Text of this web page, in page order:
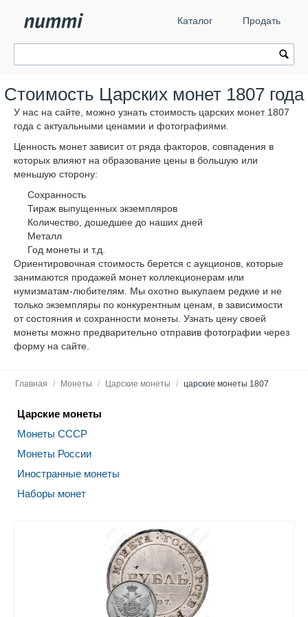
Каталог Продать
Стоимость Царских монет 1807 года
У нас на сайте, можно узнать стоимость царских монет 1807
года с актуальными ценамии и фотографиями.
Ценность монет зависит от ряда факторов, совпадения в
которых влияют на образование цены в большую или
меньшую сторону:
Сохранность
Тираж выпущенных экземпляров
Количество, дошедшее до наших дней
Металл
Год монеты и т.д.
Ориентировочная стоимость берется с аукционов, которые
занимаются продажей монет коллекционерам или
нумизматам-любителям. Мы охотно выкупаем редкие и не
только экземпляры по конкурентным ценам, в зависимости
от состояния и сохранности монеты. Узнать цену своей
монеты можно предварительно отправив фотографии через
форму на сайте.
Главная / Монеты / Царские монеты / царские монеты 1807
Царские монеты
Монеты СССР
Монеты России
Иностранные монеты
Наборы монет